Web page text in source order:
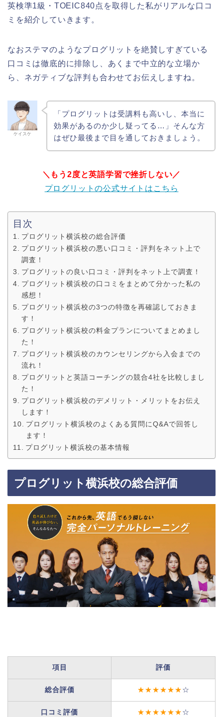
英検準1級・TOEIC840点を取得した私がリアルな口コ
ミを紹介していきます。
なおステマのようなプログリットを絶賛しすぎている
口コミは徹底的に排除し、あくまで中立的な立場か
ら、ネガティブな評判も合わせてお伝えしますね。
ケイスケ
「プログリットは受講料も高いし、本当に
効果があるのか少し疑ってる…」そんな方
はぜひ最後まで目を通しておきましょう。
＼もう2度と英語学習で挫折しない／
プログリットの公式サイトはこちら
目次
プログリット横浜校の総合評価
プログリット横浜校の悪い口コミ・評判をネット上で
調査！
プログリットの良い口コミ・評判をネット上で調査！
プログリット横浜校の口コミをまとめて分かった私の
感想！
プログリット横浜校の3つの特徴を再確認しておきま
す！
プログリット横浜校の料金プランについてまとめまし
た！
プログリット横浜校のカウンセリングから入会までの
流れ！
プログリットと英語コーチングの競合4社を比較しまし
た！
プログリット横浜校のデメリット・メリットをお伝え
します！
プログリット横浜校のよくある質問にQ&Aで回答し
ます！
プログリット横浜校の基本情報
プログリット横浜校の総合評価
項目 評価
総合評価 ★★★★★★☆
口コミ評価 ★★★★★★☆